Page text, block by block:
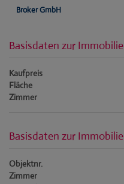
Basisdaten zur Immobilie
Kaufpreis
Fläche
Zimmer
Basisdaten zur Immobilie
Objektnr.
Zimmer